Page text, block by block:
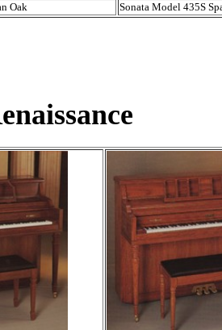
Oak Sonata Model 435S